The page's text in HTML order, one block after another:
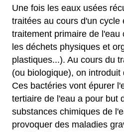
Une fois les eaux usées
traitées au cours d'un cycle
traitement primaire de l'eau
les déchets physiques et
plastiques...). Au cours du
(ou biologique), on introduit
Ces bactéries vont épurer
tertiaire de l'eau a pour but
substances chimiques de
provoquer des maladies